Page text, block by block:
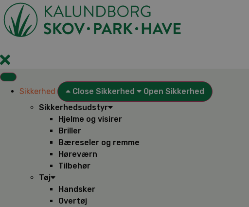
Videre
til
indhold
Sikkerhed Close Sikkerhed
Open Sikkerhed
Sikkerhedsudstyr
Hjelme og visirer
Briller
Bæreseler og remme
Høreværn
Tilbehør
Tøj
Handsker
Overtøj